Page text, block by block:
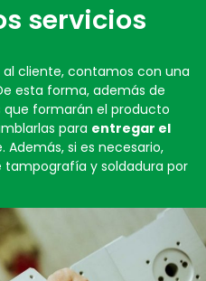
servicios
cliente, contamos con una
esta forma, además de
que formarán el producto
para entregar el
Además, si es necesario,
tampografía y soldadura por